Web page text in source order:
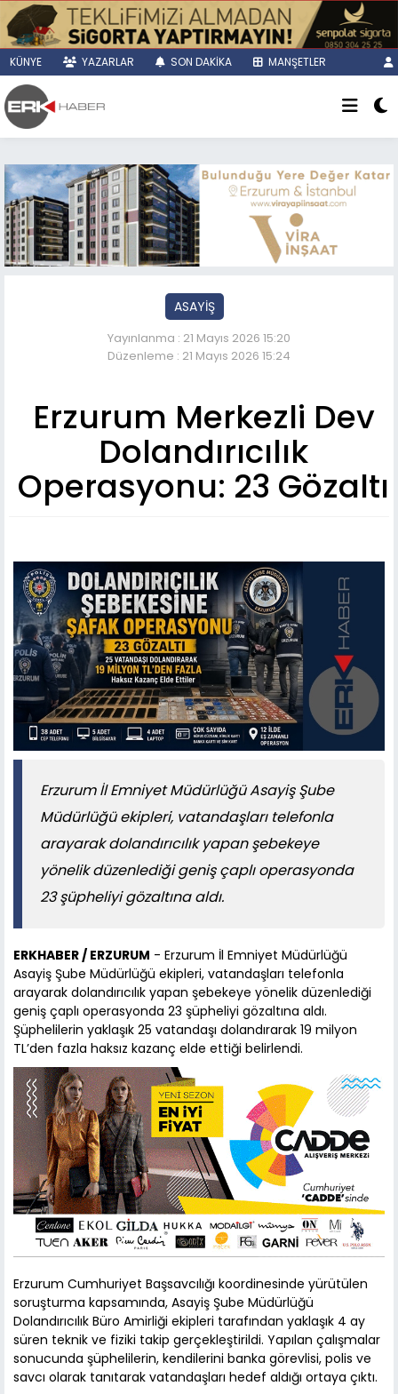
KÜNYE YAZARLAR SON DAKİKA MANŞETLER
ASAYİŞ
Yayınlanma : 21 Mayıs 2026 15:20
Düzenleme : 21 Mayıs 2026 15:24
Erzurum Merkezli Dev
Dolandırıcılık
Operasyonu: 23 Gözaltı
Erzurum İl Emniyet Müdürlüğü Asayiş Şube
Müdürlüğü ekipleri, vatandaşları telefonla
arayarak dolandırıcılık yapan şebekeye
yönelik düzenlediği geniş çaplı operasyonda
23 şüpheliyi gözaltına aldı.
ERKHABER / ERZURUM - Erzurum İl Emniyet Müdürlüğü
Asayiş Şube Müdürlüğü ekipleri, vatandaşları telefonla
arayarak dolandırıcılık yapan şebekeye yönelik düzenlediği
geniş çaplı operasyonda 23 şüpheliyi gözaltına aldı.
Şüphelilerin yaklaşık 25 vatandaşı dolandırarak 19 milyon
TL’den fazla haksız kazanç elde ettiği belirlendi.
Erzurum Cumhuriyet Başsavcılığı koordinesinde yürütülen
soruşturma kapsamında, Asayiş Şube Müdürlüğü
Dolandırıcılık Büro Amirliği ekipleri tarafından yaklaşık 4 ay
süren teknik ve fiziki takip gerçekleştirildi. Yapılan çalışmalar
sonucunda şüphelilerin, kendilerini banka görevlisi, polis ve
savcı olarak tanıtarak vatandaşları hedef aldığı ortaya çıktı.